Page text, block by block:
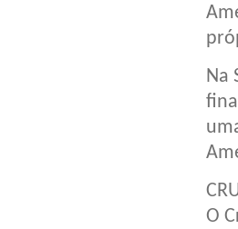
Na
O